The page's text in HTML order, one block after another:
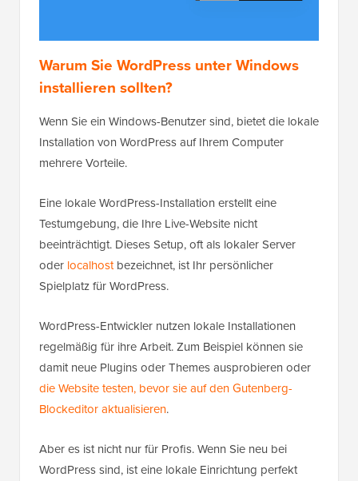
Warum Sie WordPress unter Windows
installieren sollten?
Wenn Sie ein Windows-Benutzer sind, bietet die lokale
Installation von WordPress auf Ihrem Computer
mehrere Vorteile.
Eine lokale WordPress-Installation erstellt eine
Testumgebung, die Ihre Live-Website nicht
beeinträchtigt. Dieses Setup, oft als lokaler Server
oder localhostbezeichnet, ist Ihr persönlicher
Spielplatz für WordPress.
WordPress-Entwickler nutzen lokale Installationen
regelmäßig für ihre Arbeit. Zum Beispiel können sie
damit neue Plugins oder Themes ausprobieren oder
die Website testen, bevor sie auf den Gutenberg-
Blockeditor aktualisieren.
Aber es ist nicht nur für Profis. Wenn Sie neu bei
WordPress sind, ist eine lokale Einrichtung perfekt